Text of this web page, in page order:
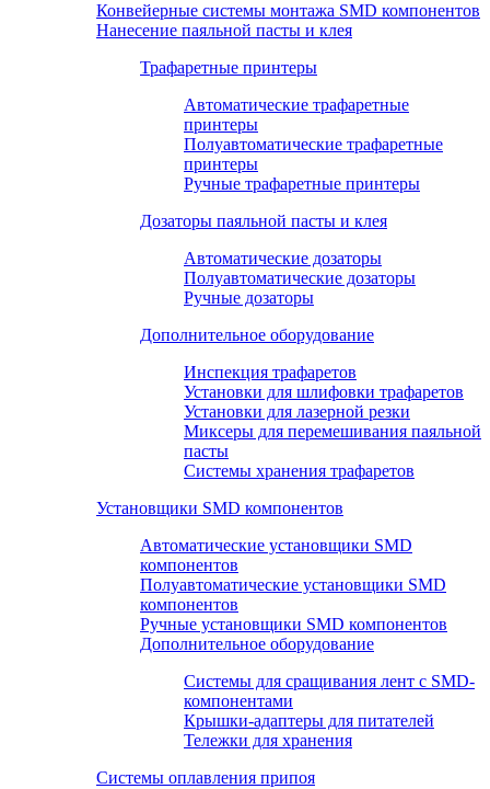
Конвейерные системы монтажа SMD компонентов
Нанесение паяльной пасты и клея
Трафаретные принтеры
Автоматические трафаретные
принтеры
Полуавтоматические трафаретные
принтеры
Ручные трафаретные принтеры
Дозаторы паяльной пасты и клея
Автоматические дозаторы
Полуавтоматические дозаторы
Ручные дозаторы
Дополнительное оборудование
Инспекция трафаретов
Установки для шлифовки трафаретов
Установки для лазерной резки
Миксеры для перемешивания паяльной
пасты
Системы хранения трафаретов
Установщики SMD компонентов
Автоматические установщики SMD
компонентов
Полуавтоматические установщики SMD
компонентов
Ручные установщики SMD компонентов
Дополнительное оборудование
Системы для сращивания лент с SMD-
компонентами
Крышки-адаптеры для питателей
Тележки для хранения
Системы оплавления припоя